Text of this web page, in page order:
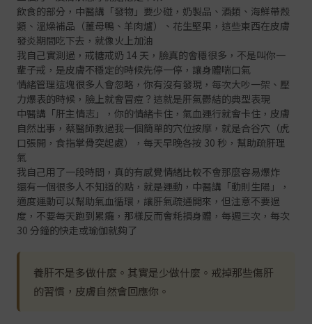
飲食的部分，中醫講「發物」要少碰，奶製品、酒類、海鮮帶殼
類、溫燥補品（薑母鴨、羊肉爐）、花生堅果，這些東西在皮膚
發炎期間吃下去，就像火上加油
我自己實測過，戒糖戒奶 14 天，臉真的會穩很多，不是叫你一
輩子戒，是皮膚不穩定的時候先停一停，讓身體喘口氣
情緒管理這塊很多人會忽略，你有沒有發現，每次大吵一架、壓
力爆表的時候，臉上就會冒痘？這就是肝氣鬱結的典型表現
中醫講「肝主情志」，你的情緒卡住，氣血運行就會卡住，皮膚
自然出事，蔡醫師教過我一個簡單的穴位按摩，就是合谷穴（虎
口張開，食指掌骨突起處），每天早晚各按 30 秒，幫助疏肝理
氣
我自己用了一段時間，真的有感覺情緒比較不會那麼容易爆炸
還有一個很多人不知道的點，就是運動，中醫講「動則生陽」，
適度運動可以幫助氣血循環，讓肝氣疏通開來，但注意不要過
度，不要每天跑到累癱，那樣反而會耗損身體，每週三次，每次
30 分鐘的快走或瑜伽就夠了
養肝不是多做什麼。其實是少做什麼。戒掉那些傷肝
的習慣，皮膚自然會回應你。